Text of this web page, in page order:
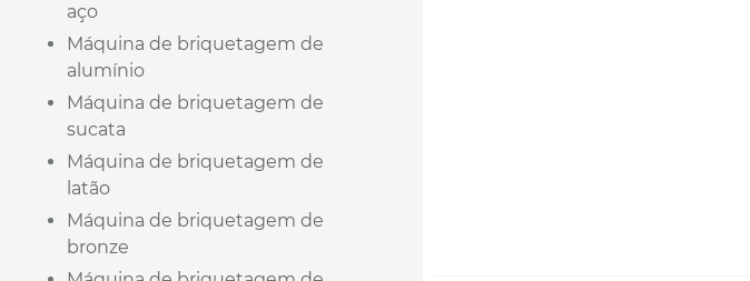
aço
Máquina de briquetagem de
alumínio
Máquina de briquetagem de
sucata
Máquina de briquetagem de
latão
Máquina de briquetagem de
bronze